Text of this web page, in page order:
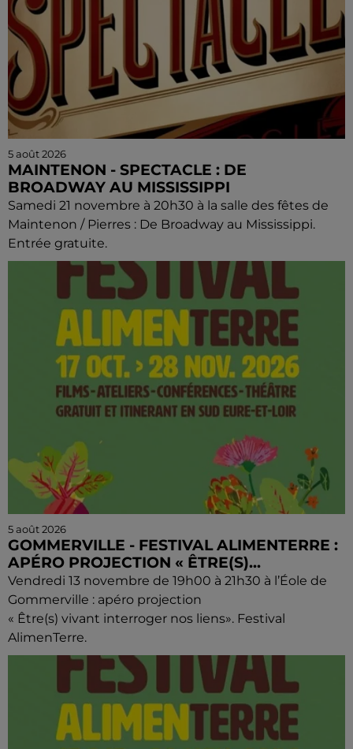
5 août 2026
MAINTENON - SPECTACLE : DE
BROADWAY AU MISSISSIPPI
Samedi 21 novembre à 20h30 à la salle des fêtes de
Maintenon / Pierres : De Broadway au Mississippi.
Entrée gratuite.
5 août 2026
GOMMERVILLE - FESTIVAL ALIMENTERRE :
APÉRO PROJECTION « ÊTRE(S)...
Vendredi 13 novembre de 19h00 à 21h30 à l’Éole de
Gommerville : apéro projection
« Être(s) vivant interroger nos liens». Festival
AlimenTerre.